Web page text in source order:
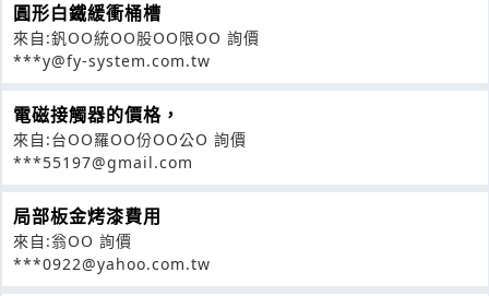
圓形白鐵緩衝桶槽
來自:釩OO統OO股OO限OO 詢價
***y@fy-system.com.tw
電磁接觸器的價格，
來自:台OO羅OO份OO公O 詢價
***55197@gmail.com
局部板金烤漆費用
來自:翁OO 詢價
***0922@yahoo.com.tw